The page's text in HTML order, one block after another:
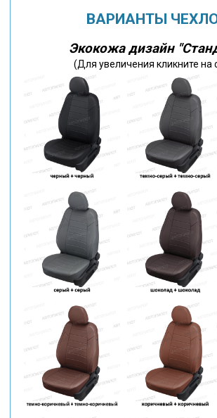
ВАРИАНТЫ
Экокожа дизайн
(Для увеличения кликните на